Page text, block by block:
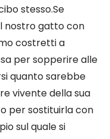
stesso.Se
nostro gatto con
costretti a
per sopperire alle
quanto sarebbe
vivente della sua
per sostituirla con
sul quale si